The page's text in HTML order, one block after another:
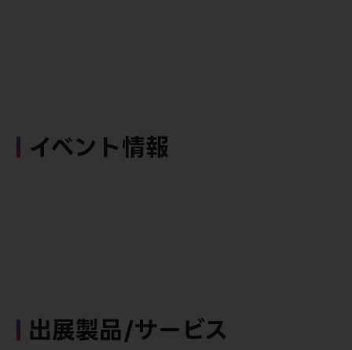
イベント情報
出展製品/サービス